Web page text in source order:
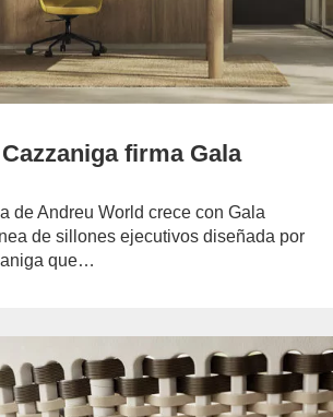
firma Gala
de Andreu World crece con Gala
de sillones ejecutivos diseñada por
que…